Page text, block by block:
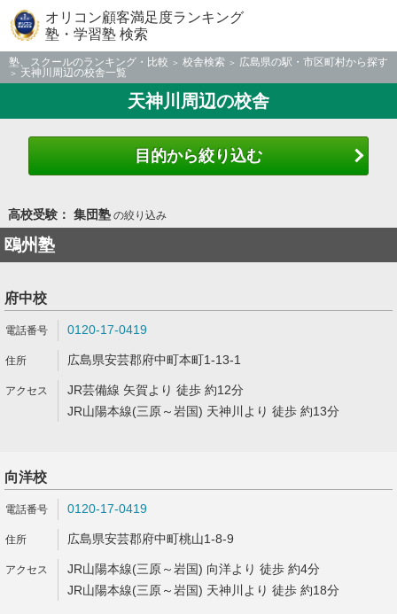
オリコン顧客満足度ランキング
塾・学習塾 検索
塾、スクールのランキング・比較 校舎検索
広島県の駅・市区町村から探す
天神川周辺の校舎一覧
天神川周辺の校舎
目的から絞り込む
高校受験： 集団塾の絞り込み
鴎州塾
府中校
0120-17-0419
広島県安芸郡府中町本町1-13-1
JR芸備線 矢賀より 徒歩 約12分
JR山陽本線(三原～岩国) 天神川より 徒歩 約13分
向洋校
0120-17-0419
広島県安芸郡府中町桃山1-8-9
JR山陽本線(三原～岩国) 向洋より 徒歩 約4分
JR山陽本線(三原～岩国) 天神川より 徒歩 約18分